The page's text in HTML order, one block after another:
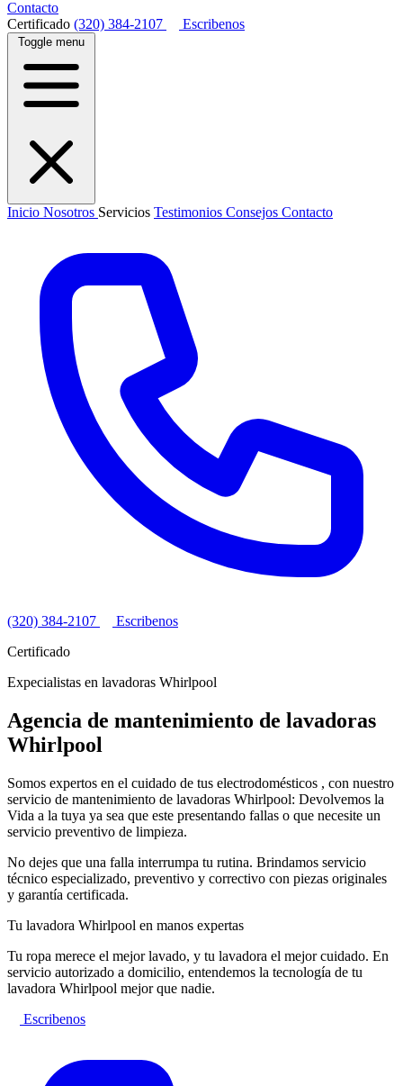
Contacto
Certificado (320) 384-2107 Escribenos
Toggle menu
Inicio Nosotros Servicios Testimonios Consejos Contacto
(320) 384-2107
Escribenos
Certificado
Expecialistas en lavadoras Whirlpool
Agencia de mantenimiento de lavadoras
Whirlpool
Somos expertos en el cuidado de tus electrodomésticos , con nuestro
servicio de mantenimiento de lavadoras Whirlpool: Devolvemos la
Vida a la tuya ya sea que este presentando fallas o que necesite un
servicio preventivo de limpieza.
No dejes que una falla interrumpa tu rutina. Brindamos servicio
técnico especializado, preventivo y correctivo con piezas originales
y garantía certificada.
Tu lavadora Whirlpool en manos expertas
Tu ropa merece el mejor lavado, y tu lavadora el mejor cuidado. En
servicio autorizado a domicilio, entendemos la tecnología de tu
lavadora Whirlpool mejor que nadie.
Escribenos